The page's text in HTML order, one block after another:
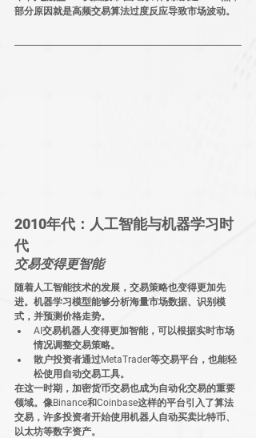
部分原因就是高频交易算法过度反应导致市场波动。
2010年代：人工智能与机器学习时
代
交易变得更智能
随着人工智能技术的发展，交易策略也变得更加先
进。机器学习模型能够分析海量市场数据、识别模
式，并预测价格走势。
AI交易机器人变得更加智能，可以根据实时市场
情况调整交易策略。
散户投资者通过MetaTrader等交易平台，也能轻
松使用自动交易工具。
在这一时期，加密货币交易也成为自动化交易的重要
领域。像Binance和Coinbase这样的平台引入了算法
交易，许多投资者开始使用机器人自动买卖比特币、
以太坊等数字资产。